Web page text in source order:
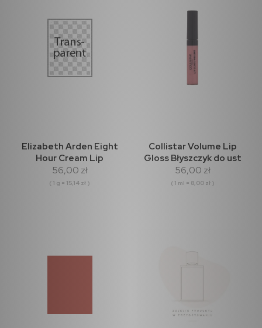
Elizabeth Arden Eight
Hour Cream Lip
Protectant Stick SPF15
Balsam do ust 3.7g
56,00 zł
( 1 g = 15,14 zł )
Collistar Volume Lip
Gloss Błyszczyk do ust
7ml - 140 Morning Light
56,00 zł
( 1 ml = 8,00 zł )